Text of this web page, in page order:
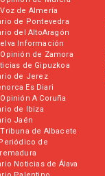
Voz de Almería
de Pontevedra
del AltoAragón
Información
Opinión de Zamora
de Gipuzkoa
de Jerez
Es Diari
Opinión A Coruña
de Ibiza
Jaén
Tribuna de Albacete
de
Noticias de Álava